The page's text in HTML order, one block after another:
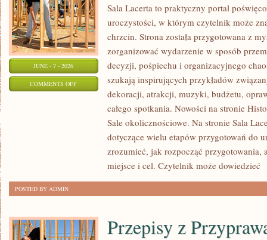
JUNE - 7 - 2026
COMMENTS OFFON
INSPIRACJE
Sala Lacerta to praktyczny portal
uroczystości, w którym czytelnik może
chrzcin. Strona została przygotowana z
zorganizować wydarzenie w sposób
decyzji, pośpiechu i organizacyjnego
szukają inspirujących przykładów
dekoracji, atrakcji, muzyki, budżetu,
całego spotkania. Nowości na stronie
Sale okolicznościowe. Na stronie Sala
dotyczące wielu etapów przygotowań do
zrozumieć, jak rozpocząć przygotowania,
miejsce i cel. Czytelnik może dowiedzieć
POSTED BY ADMIN
Przepisy z